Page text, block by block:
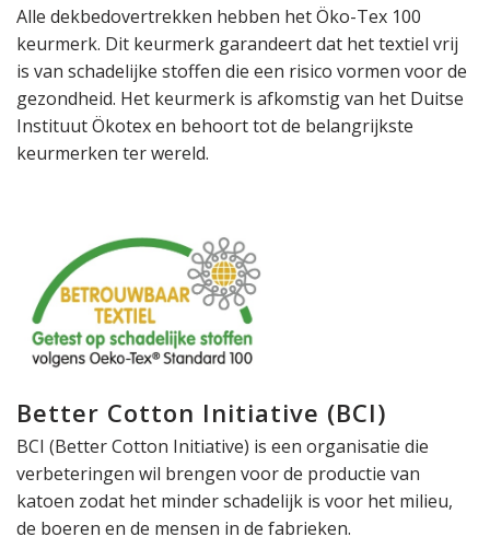
Alle dekbedovertrekken hebben het Öko-Tex 100
keurmerk. Dit keurmerk garandeert dat het textiel vrij
is van schadelijke stoffen die een risico vormen voor de
gezondheid. Het keurmerk is afkomstig van het Duitse
Instituut Ökotex en behoort tot de belangrijkste
keurmerken ter wereld.
Better Cotton Initiative (BCI)
BCI (Better Cotton Initiative) is een organisatie die
verbeteringen wil brengen voor de productie van
katoen zodat het minder schadelijk is voor het milieu,
de boeren en de mensen in de fabrieken.